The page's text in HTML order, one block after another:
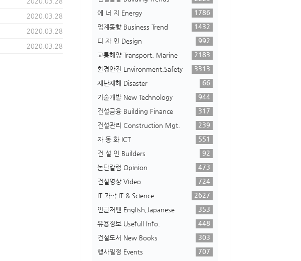
2020.03.28
2020.03.28
2020.03.28
에 너 지 Energy
1786
업계동향 Business Trend
1432
디 자 인 Design
992
교통해양 Transport, Marine
2183
환경안전 Environment,Safety
3313
재난재해 Disaster
66
기술개발 New Technology
944
건설금융 Building Finance
317
건설관리 Construction Mgt.
239
자 동 화 ICT
551
건 설 인 Builders
92
논단칼럼 Opinion
473
건설영상 Video
724
IT 과학 IT & Science
2627
인글저팬 English,Japanese
353
유용정보 Usefull Info.
448
건설도서 New Books
303
행사일정 Events
707